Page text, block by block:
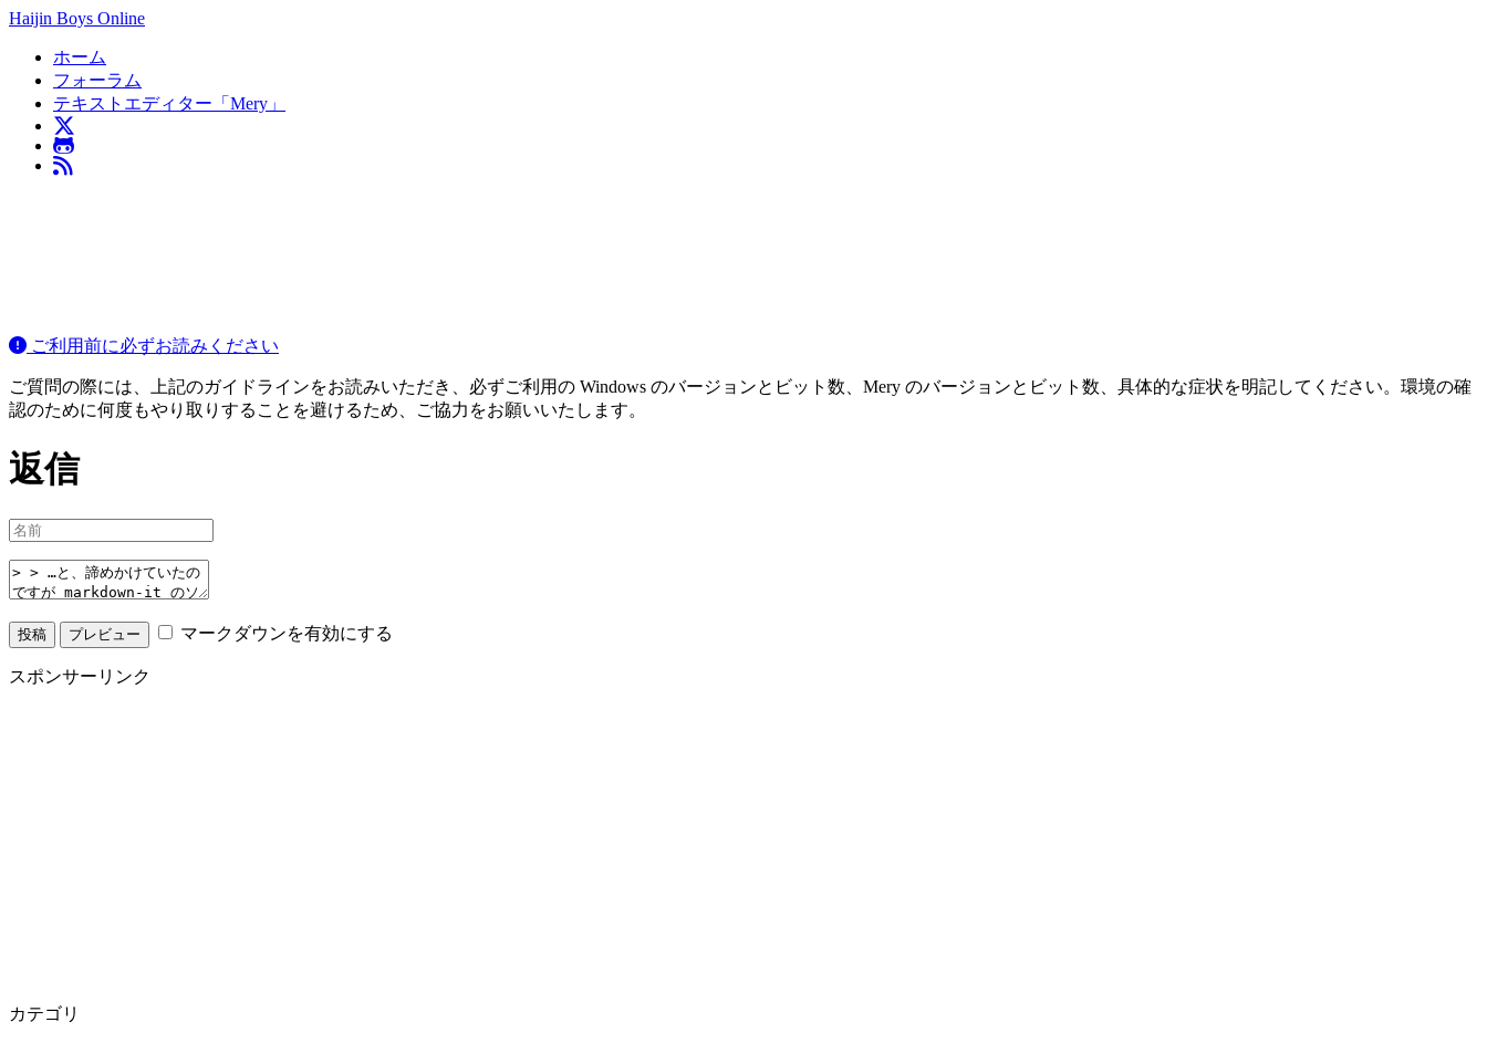
Haijin Boys Online
ホーム
フォーラム
テキストエディター「Mery」
ご利用前に必ずお読みください
ご質問の際には、上記のガイドラインをお読みいただき、必ずご利用の Windows のバージョンとビット数、Mery のバージョンとビット数、具体的な症状を明記してください。環境の確
認のために何度もやり取りすることを避けるため、ご協力をお願いいたします。
返信
マークダウンを有効にする
スポンサーリンク
カテゴリ